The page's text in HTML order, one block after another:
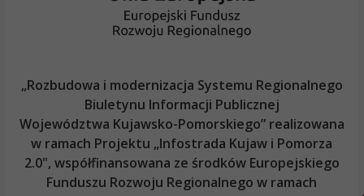
„Rozbudowa i modernizacja Systemu Regionalnego
Biuletynu Informacji Publicznej
Województwa Kujawsko-Pomorskiego” realizowana
w ramach Projektu „Infostrada Kujaw i Pomorza
2.0", współfinansowana ze środków Europejskiego
Funduszu Rozwoju Regionalnego w ramach